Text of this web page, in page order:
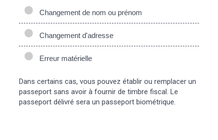
Changement de nom ou prénom
Changement d'adresse
Erreur matérielle
Dans certains cas, vous pouvez établir ou remplacer un
passeport sans avoir à fournir de timbre fiscal. Le
passeport délivré sera un passeport biométrique.